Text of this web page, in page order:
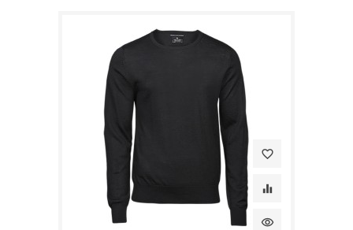
favorite_border
equalizer
visibility